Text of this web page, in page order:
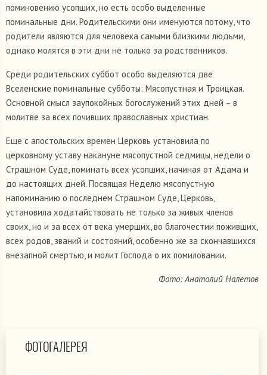
поминовению усопших, но есть особо выделенные
поминальные дни. Родительскими они именуются потому, что
родители являются для человека самыми близкими людьми,
однако молятся в эти дни не только за родственников.
Среди родительских суббот особо выделяются две
Вселенские поминальные субботы: Мясопустная и Троицкая.
Основной смысл заупокойных богослужений этих дней – в
молитве за всех почивших православных христиан.
Еще с апостольских времен Церковь установила по
церковному уставу накануне мясопустной седмицы, недели о
Страшном Суде, поминать всех усопших, начиная от Адама и
до настоящих дней. Посвящая Неделю мясопустную
напоминанию о последнем Страшном Суде, Церковь,
установила ходатайствовать не только за живых членов
своих, но и за всех от века умерших, во благочестии поживших,
всех родов, званий и состояний, особенно же за скончавшихся
внезапной смертью, и молит Господа о их помиловании.
Фото: Анатолий Налетов
ФОТОГАЛЕРЕЯ